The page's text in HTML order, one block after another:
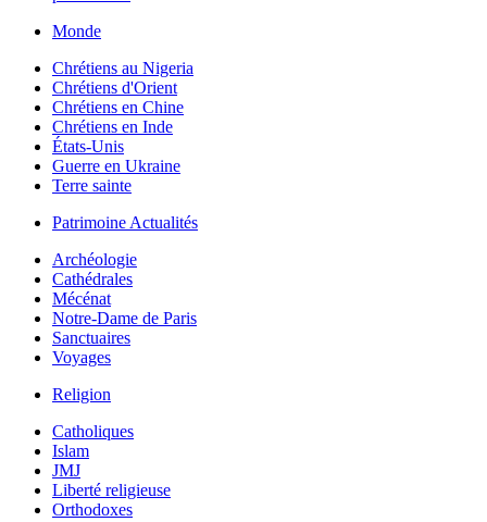
Monde
Chrétiens au Nigeria
Chrétiens d'Orient
Chrétiens en Chine
Chrétiens en Inde
États-Unis
Guerre en Ukraine
Terre sainte
Patrimoine Actualités
Archéologie
Cathédrales
Mécénat
Notre-Dame de Paris
Sanctuaires
Voyages
Religion
Catholiques
Islam
JMJ
Liberté religieuse
Orthodoxes